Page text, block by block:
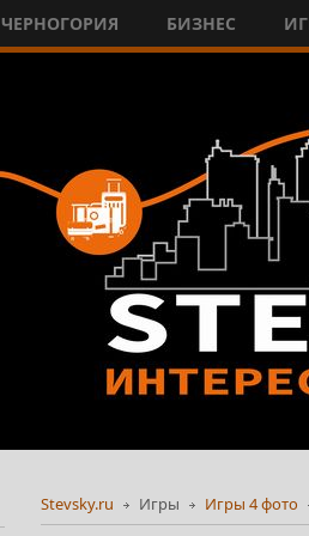
ЧЕРНОГОРИЯ БИЗНЕС
Stevsky.ru Игры Игры 4 фото